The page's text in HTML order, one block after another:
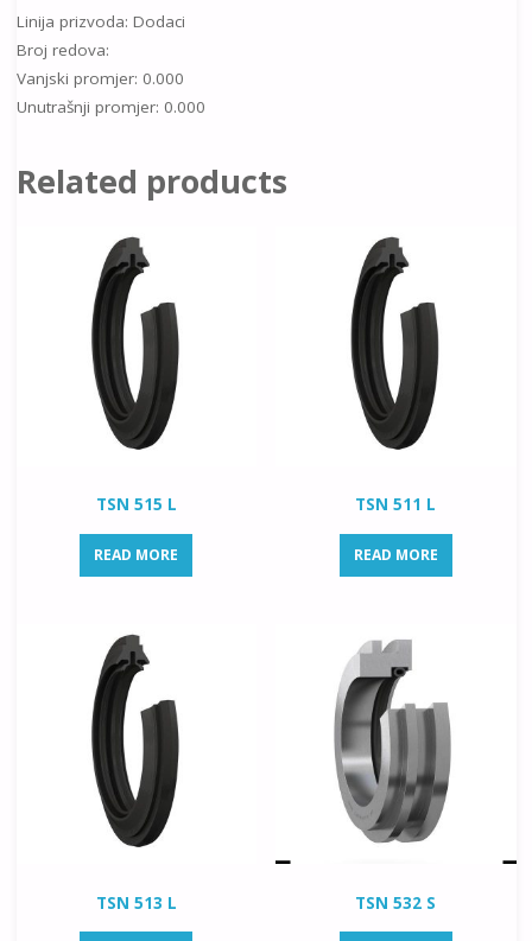
Linija prizvoda: Dodaci
Broj redova:
Vanjski promjer: 0.000
Unutrašnji promjer: 0.000
Related products
TSN 515 L
READ MORE
TSN 511 L
READ MORE
TSN 513 L TSN 532 S